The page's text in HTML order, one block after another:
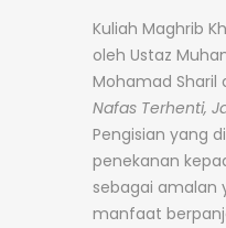
Kuliah Maghrib
oleh Ustaz
Mohamad
Nafas Terhenti,
Pengisian yang
penekanan
sebagai amalan
manfaat